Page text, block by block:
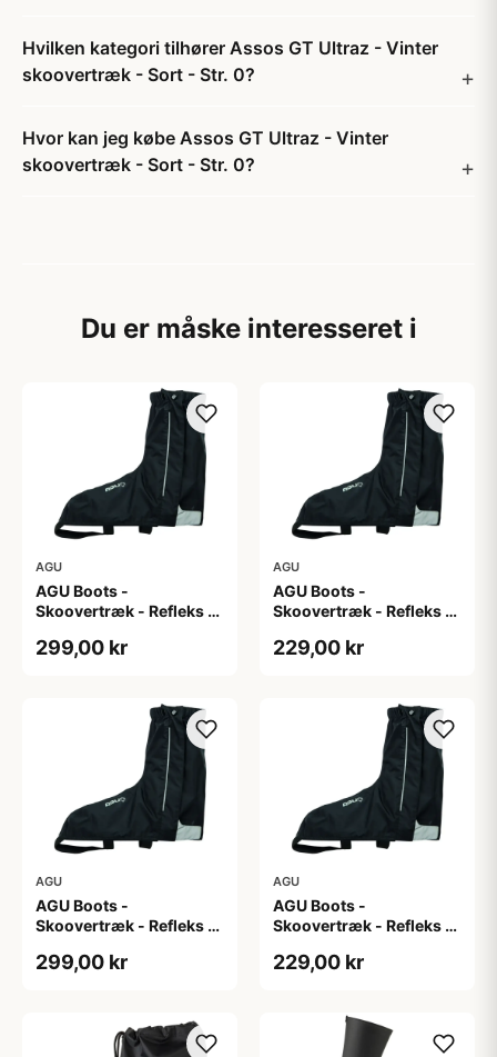
Hvilken kategori tilhører Assos GT Ultraz - Vinter
skoovertræk - Sort - Str. 0?
Hvor kan jeg købe Assos GT Ultraz - Vinter
skoovertræk - Sort - Str. 0?
Du er måske interesseret i
AGU
AGU Boots -
Skoovertræk - Refleks -
299,00 kr
AGU
AGU Boots -
Skoovertræk - Refleks -
229,00 kr
AGU
AGU Boots -
Skoovertræk - Refleks -
299,00 kr
AGU
AGU Boots -
Skoovertræk - Refleks -
229,00 kr